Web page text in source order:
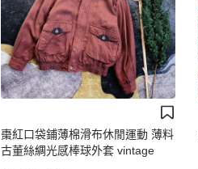
棗紅口袋鋪薄棉滑布休閒運動 薄料
古董絲綢光感棒球外套 vintage